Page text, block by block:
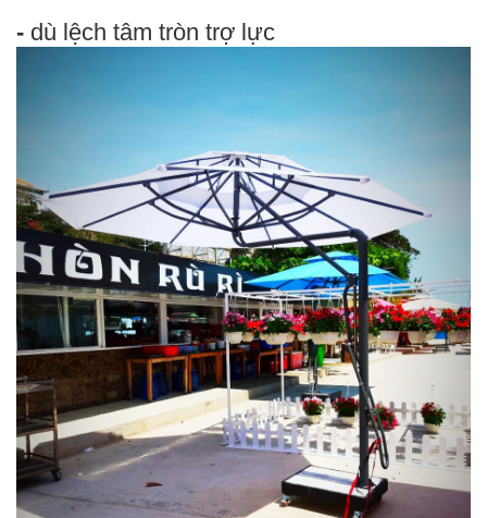
- dù lệch tâm tròn trợ lực